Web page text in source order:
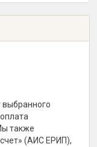
выбранного
также
(АИС ЕРИП),